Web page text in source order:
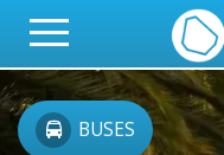
BUSES